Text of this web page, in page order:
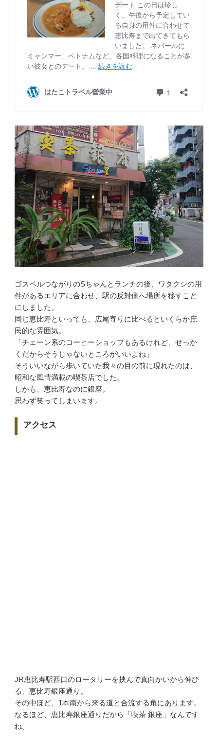
ゴスペルつながりのSちゃんとランチの後、ワタクシの用
件があるエリアに合わせ、駅の反対側へ場所を移すこと
にしました。
同じ恵比寿といっても、広尾寄りに比べるといくらか庶
民的な雰囲気。
「チェーン系のコーヒーショップもあるけれど、せっか
くだからそうじゃないところがいいよね」
そういいながら歩いていた我々の目の前に現れたのは、
昭和な風情満載の喫茶店でした。
しかも、恵比寿なのに銀座。
思わず笑ってしまいます。
アクセス
JR恵比寿駅西口のロータリーを挟んで真向かいから伸び
る、恵比寿銀座通り。
その中ほど、1本南から来る道と合流する角にあります。
なるほど、恵比寿銀座通りだから「喫茶 銀座」なんです
ね。